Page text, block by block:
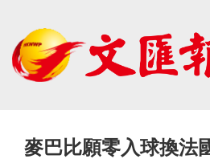
麥巴比願零入球換法